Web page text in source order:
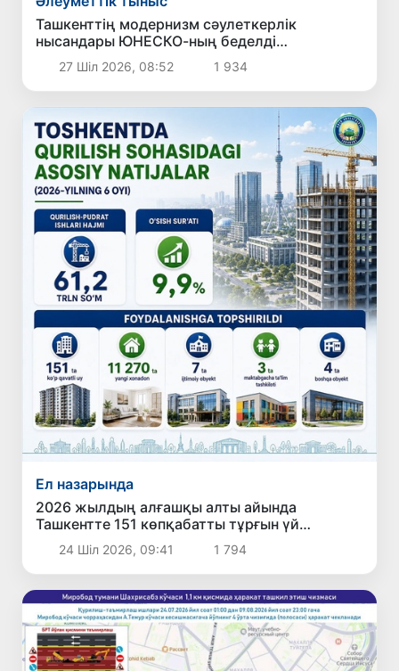
Ташкенттің модернизм сәулеткерлік
нысандары ЮНЕСКО-ның беделді
Халықаралық тізіміне ресми түрде енгізілді
27 Шіл 2026, 08:52 1 934
Ел назарында
2026 жылдың алғашқы алты айында
Ташкентте 151 көпқабатты тұрғын үй
пайдалануға берілді
24 Шіл 2026, 09:41 1 794